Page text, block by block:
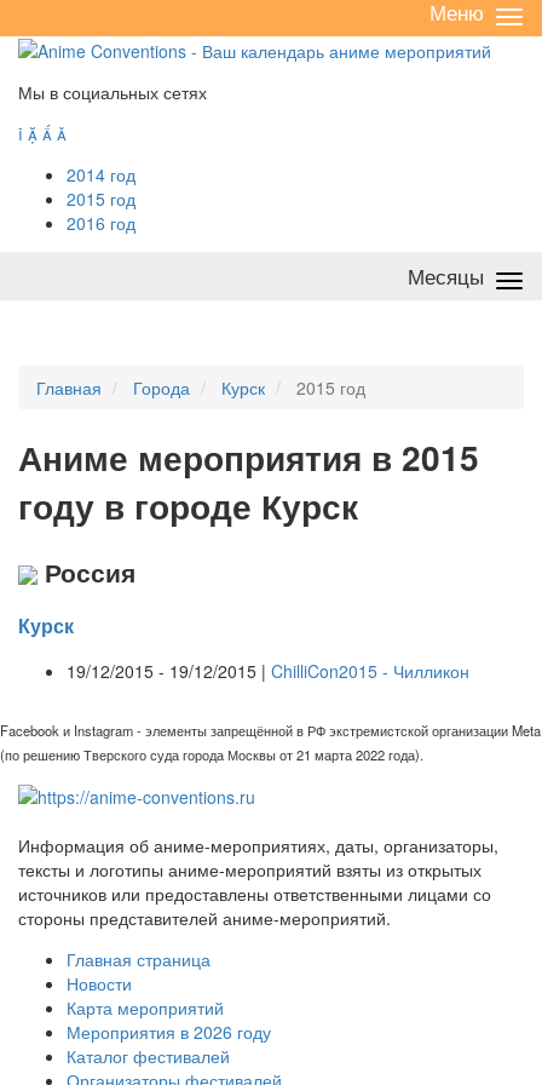
/
Меню
Мы в социальных сетях
   
2014 год
2015 год
2016 год
Месяцы
Главная Города Курск 2015 год
Аниме мероприятия в 2015
году в городе Курск
Россия
Курск
19/12/2015 - 19/12/2015 | ChilliCon2015 - Чилликон
Facebook и Instagram - элементы запрещённой в РФ экстремистской организации Meta
(по решению Тверского суда города Москвы от 21 марта 2022 года).
Информация об аниме-мероприятиях, даты, организаторы,
тексты и логотипы аниме-мероприятий взяты из открытых
источников или предоставлены ответственными лицами со
стороны представителей аниме-мероприятий.
Главная страница
Новости
Карта мероприятий
Мероприятия в 2026 году
Каталог фестивалей